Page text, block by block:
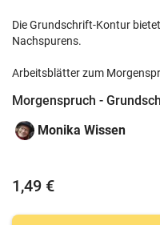
Die Grundschrift-Kontur
Nachspurens.
Arbeitsblätter zum
Morgenspruch -
Monika Wissen
1,49 €